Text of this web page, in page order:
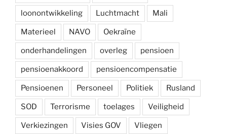
loonontwikkeling Luchtmacht Mali
Materieel NAVO Oekraïne
onderhandelingen overleg pensioen
pensioenakkoord pensioencompensatie
Pensioenen Personeel Politiek Rusland
SOD Terrorisme toelages Veiligheid
Verkiezingen Visies GOV Vliegen